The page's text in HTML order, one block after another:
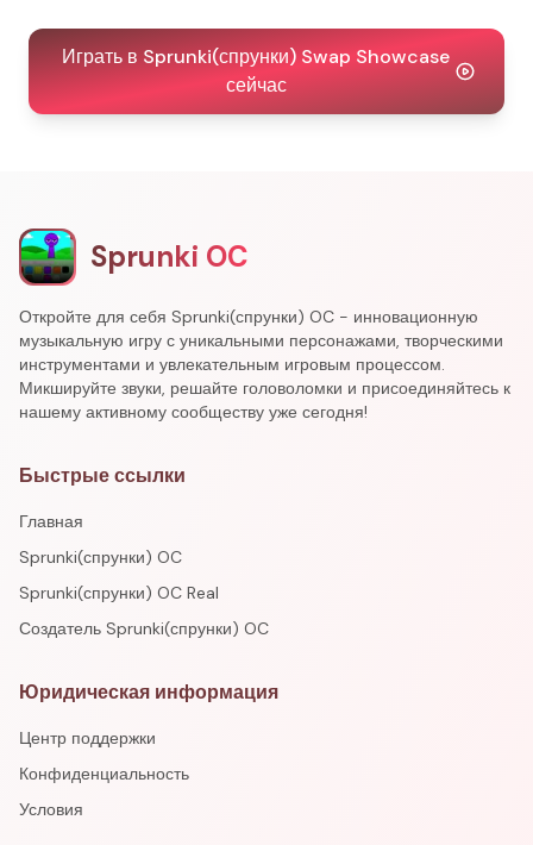
Играть в Sprunki(спрунки) Swap Showcase
сейчас
Sprunki OC
Откройте для себя Sprunki(спрунки) OC - инновационную
музыкальную игру с уникальными персонажами, творческими
инструментами и увлекательным игровым процессом.
Микшируйте звуки, решайте головоломки и присоединяйтесь к
нашему активному сообществу уже сегодня!
Быстрые ссылки
Главная
Sprunki(спрунки) OC
Sprunki(спрунки) OC Real
Создатель Sprunki(спрунки) OC
Юридическая информация
Центр поддержки
Конфиденциальность
Условия